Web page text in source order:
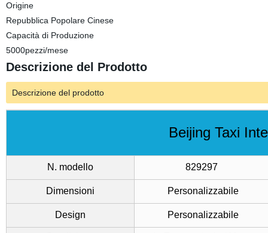
Origine
Repubblica Popolare Cinese
Capacità di Produzione
5000pezzi/mese
Descrizione del Prodotto
Descrizione del prodotto
Beijing Taxi
N. modello 829297
Dimensioni Personalizzabile
Design Personalizzabile